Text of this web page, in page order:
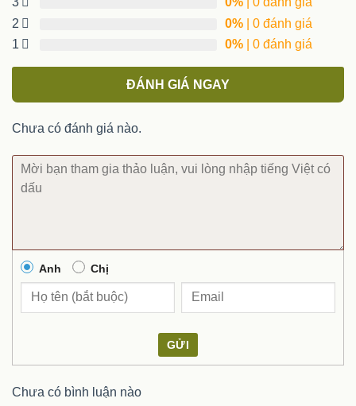
2
0% | 0 đánh giá
1
0% | 0 đánh giá
ĐÁNH GIÁ NGAY
Chưa có đánh giá nào.
Anh Chị
GỬI
Chưa có bình luận nào